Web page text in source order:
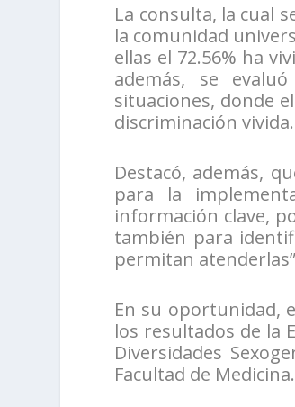
La consulta, la cual
la comunidad
ellas el 72.56% ha
además, se
situaciones, donde
discriminación vivida.
Destacó, además,
para la
información clave,
también para
permitan
En su oportunidad,
los resultados de la
Diversidades
Facultad de Medicina.